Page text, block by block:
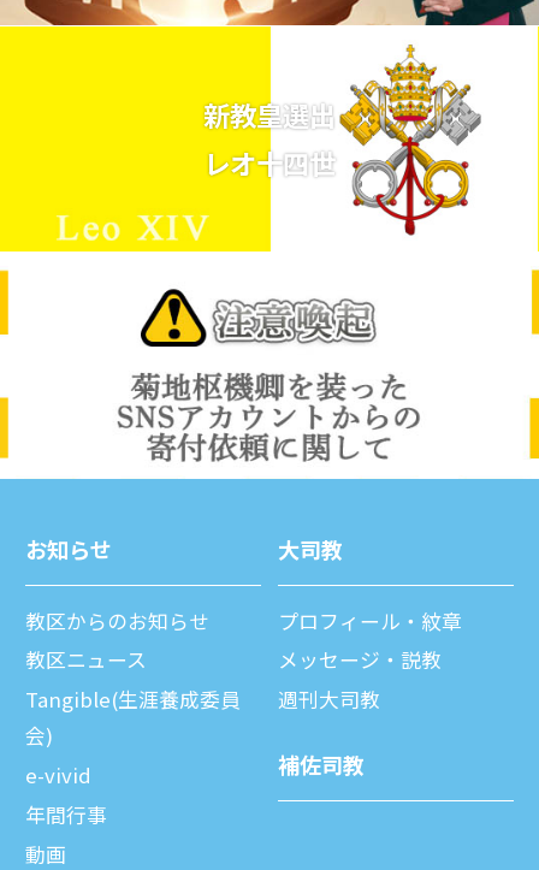
新教皇選出
レオ十四世
お知らせ
教区からのお知らせ
教区ニュース
Tangible(生涯養成委員
会)
e-vivid
年間⾏事
動画
⼤司教
プロフィール・紋章
メッセージ・説教
週刊⼤司教
補佐司教